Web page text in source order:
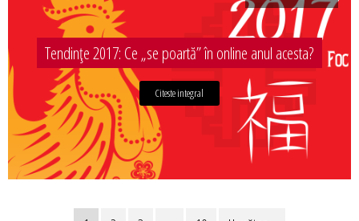
Tendințe 2017: Ce „se poartă” în online anul acesta?
Citeste integral